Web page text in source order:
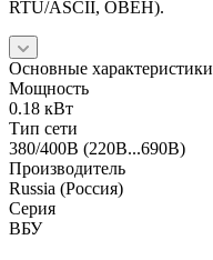
RTU/ASCII, ОВЕН).
Основные характеристики
Мощность
0.18 кВт
Тип сети
380/400В (220В...690В)
Производитель
Russia (Россия)
Серия
ВБУ